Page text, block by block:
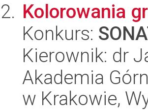
Kolorowania
Konkurs:
Kierownik: dr
Akademia
w Krakowie,